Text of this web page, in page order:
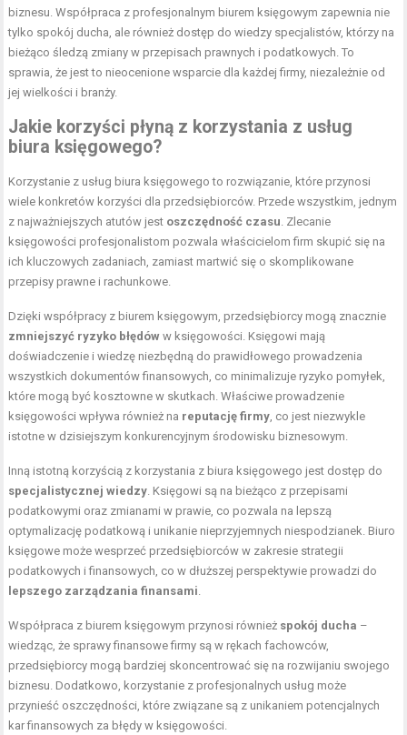
biznesu. Współpraca z profesjonalnym biurem księgowym zapewnia nie
tylko spokój ducha, ale również dostęp do wiedzy specjalistów, którzy na
bieżąco śledzą zmiany w przepisach prawnych i podatkowych. To
sprawia, że jest to nieocenione wsparcie dla każdej firmy, niezależnie od
jej wielkości i branży.
Jakie korzyści płyną z korzystania z usług
biura księgowego?
Korzystanie z usług biura księgowego to rozwiązanie, które przynosi
wiele konkretów korzyści dla przedsiębiorców. Przede wszystkim, jednym
z najważniejszych atutów jest oszczędność czasu . Zlecanie
księgowości profesjonalistom pozwala właścicielom firm skupić się na
ich kluczowych zadaniach, zamiast martwić się o skomplikowane
przepisy prawne i rachunkowe.
Dzięki współpracy z biurem księgowym, przedsiębiorcy mogą znacznie
zmniejszyć ryzyko błędów w księgowości. Księgowi mają
doświadczenie i wiedzę niezbędną do prawidłowego prowadzenia
wszystkich dokumentów finansowych, co minimalizuje ryzyko pomyłek,
które mogą być kosztowne w skutkach. Właściwe prowadzenie
księgowości wpływa również na reputację firmy , co jest niezwykle
istotne w dzisiejszym konkurencyjnym środowisku biznesowym.
Inną istotną korzyścią z korzystania z biura księgowego jest dostęp do
specjalistycznej wiedzy . Księgowi są na bieżąco z przepisami
podatkowymi oraz zmianami w prawie, co pozwala na lepszą
optymalizację podatkową i unikanie nieprzyjemnych niespodzianek. Biuro
księgowe może wesprzeć przedsiębiorców w zakresie strategii
podatkowych i finansowych, co w dłuższej perspektywie prowadzi do
lepszego zarządzania finansami
Współpraca z biurem księgowym przynosi również spokój ducha –
wiedząc, że sprawy finansowe firmy są w rękach fachowców,
przedsiębiorcy mogą bardziej skoncentrować się na rozwijaniu swojego
biznesu. Dodatkowo, korzystanie z profesjonalnych usług może
przynieść oszczędności, które związane są z unikaniem potencjalnych
kar finansowych za błędy w księgowości.